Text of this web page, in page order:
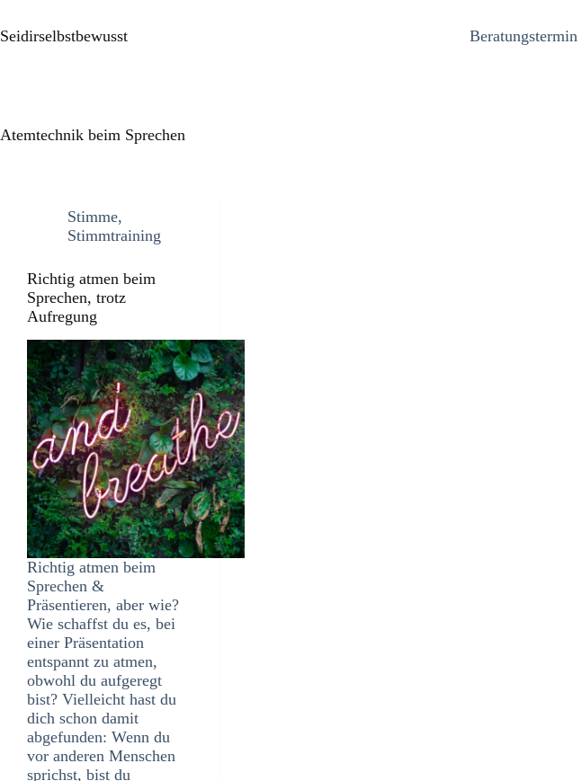
Seidirselbstbewusst Beratungstermin
Atemtechnik beim Sprechen
Stimme,
Stimmtraining
Richtig atmen beim
Sprechen, trotz
Aufregung
Richtig atmen beim
Sprechen &
Präsentieren, aber wie?
Wie schaffst du es, bei
einer Präsentation
entspannt zu atmen,
obwohl du aufgeregt
bist? Vielleicht hast du
dich schon damit
abgefunden: Wenn du
vor anderen Menschen
sprichst, bist du